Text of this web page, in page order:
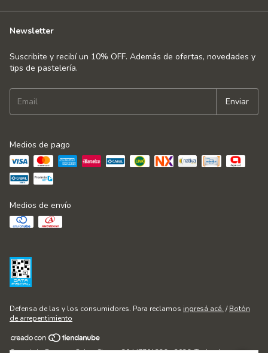
Newsletter
Suscribite y recibí un 10% OFF. Además de ofertas, novedades y
tips de pastelería.
Medios de pago
Medios de envío
Defensa de las y los consumidores. Para reclamos ingresá acá. / Botón
de arrepentimiento